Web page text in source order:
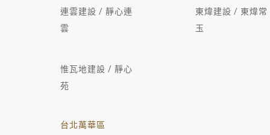
連雲建設 / 靜心連
雲
東煒建設 / 東煒常
玉
惟瓦地建設 / 靜心
苑
台北萬華區